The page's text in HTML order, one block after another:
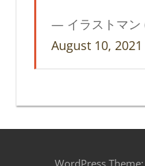
— イラストマン
August 10, 2021